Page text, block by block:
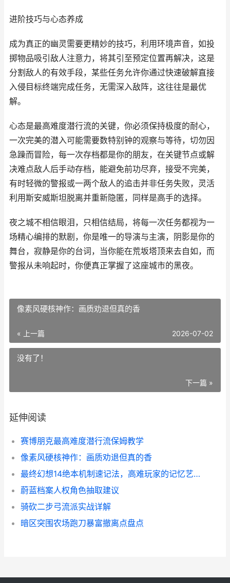
进阶技巧与心态养成
成为真正的幽灵需要更精妙的技巧，利用环境声音，如投
掷物品吸引敌人注意力，将其引至预定位置再解决，这是
分割敌人的有效手段，某些任务允许你通过快速破解直接
入侵目标终端完成任务，无需深入敌阵，这往往是最优
解。
心态是最高难度潜行流的关键，你必须保持极度的耐心，
一次完美的潜入可能需要数特别钟的观察与等待，切勿因
急躁而冒险，每一次存档都是你的朋友，在关键节点或解
决难点敌人后手动存档，能避免前功尽弃，接受不完美，
有时轻微的警报或一两个敌人的追击并非任务失败，灵活
利用斯安威斯坦脱离并重新隐匿，同样是高手的选择。
夜之城不相信眼泪，只相信结局，将每一次任务都视为一
场精心编排的默剧，你是唯一的导演与主演，阴影是你的
舞台，寂静是你的台词，当你能在荒坂塔顶来去自如，而
警报从未响起时，你便真正掌握了这座城市的黑夜。
像素风硬核神作：画质劝退但真的香
« 上一篇 2026-07-02
没有了！
下一篇 »
延伸阅读
赛博朋克最高难度潜行流保姆教学
像素风硬核神作：画质劝退但真的香
最终幻想14绝本机制速记法，高难玩家的记忆艺术
蔚蓝档案人权角色抽取建议
骑砍二步弓流派实战详解
暗区突围农场跑刀暴富撤离点盘点